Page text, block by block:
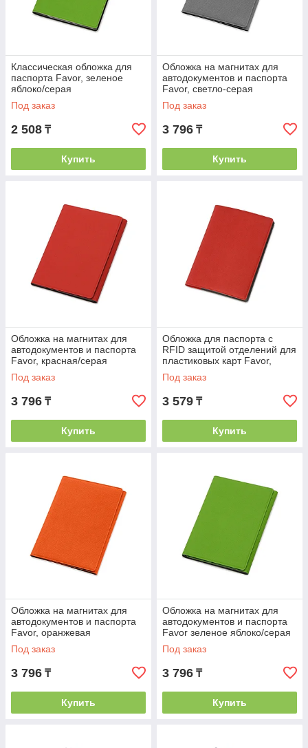
Классическая обложка для
паспорта Favor, зеленое
яблоко/серая
Под заказ
2 508 ₸
Купить
Обложка на магнитах для
автодокументов и паспорта
Favor, светло-серая
Под заказ
3 796 ₸
Купить
Обложка на магнитах для
автодокументов и паспорта
Favor, красная/серая
Под заказ
3 796 ₸
Купить
Обложка для паспорта с
RFID защитой отделений для
пластиковых карт Favor,
красная/серая
Под заказ
3 579 ₸
Купить
Обложка на магнитах для
автодокументов и паспорта
Favor, оранжевая
Под заказ
3 796 ₸
Купить
Обложка на магнитах для
автодокументов и паспорта
Favor зеленое яблоко/серая
Под заказ
3 796 ₸
Купить